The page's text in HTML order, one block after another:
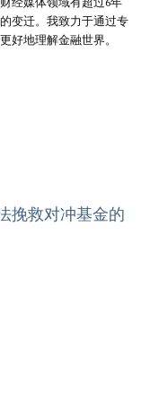
变迁。我致力于通过专
好地理解金融世界。
挽救对冲基金的